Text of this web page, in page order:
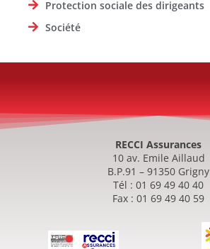
Protection sociale des dirigeants
Société
RECCI Assurances
10 av. Emile Aillaud
B.P.91 – 91350 Grigny
Tél : 01 69 49 40 40
Fax : 01 69 49 40 59